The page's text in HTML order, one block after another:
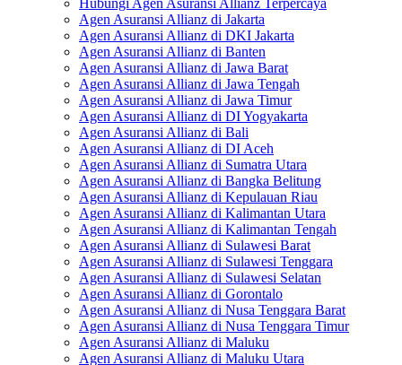
Hubungi Agen Asuransi Allianz Terpercaya
Agen Asuransi Allianz di Jakarta
Agen Asuransi Allianz di DKI Jakarta
Agen Asuransi Allianz di Banten
Agen Asuransi Allianz di Jawa Barat
Agen Asuransi Allianz di Jawa Tengah
Agen Asuransi Allianz di Jawa Timur
Agen Asuransi Allianz di DI Yogyakarta
Agen Asuransi Allianz di Bali
Agen Asuransi Allianz di DI Aceh
Agen Asuransi Allianz di Sumatra Utara
Agen Asuransi Allianz di Bangka Belitung
Agen Asuransi Allianz di Kepulauan Riau
Agen Asuransi Allianz di Kalimantan Utara
Agen Asuransi Allianz di Kalimantan Tengah
Agen Asuransi Allianz di Sulawesi Barat
Agen Asuransi Allianz di Sulawesi Tenggara
Agen Asuransi Allianz di Sulawesi Selatan
Agen Asuransi Allianz di Gorontalo
Agen Asuransi Allianz di Nusa Tenggara Barat
Agen Asuransi Allianz di Nusa Tenggara Timur
Agen Asuransi Allianz di Maluku
Agen Asuransi Allianz di Maluku Utara